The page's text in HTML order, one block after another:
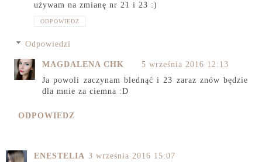
używam na zmianę nr 21 i 23 :)
ODPOWIEDZ
Odpowiedzi
MAGDALENA CHK
5 września 2016 12:13
Ja powoli zaczynam blednąć i 23 zaraz znów będzie
dla mnie za ciemna :D
ODPOWIEDZ
ENESTELIA 3 września 2016 15:07